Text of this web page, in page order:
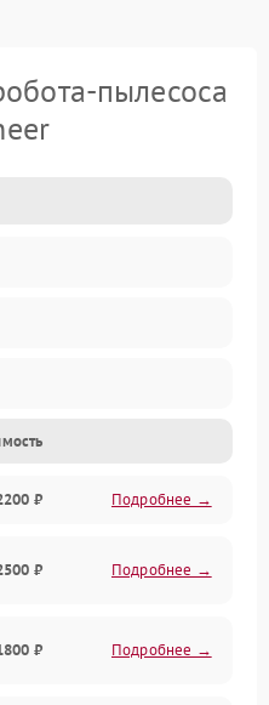
пылесоса
обеспечения
₽ Подробнее →
₽ Подробнее →
₽ Подробнее →